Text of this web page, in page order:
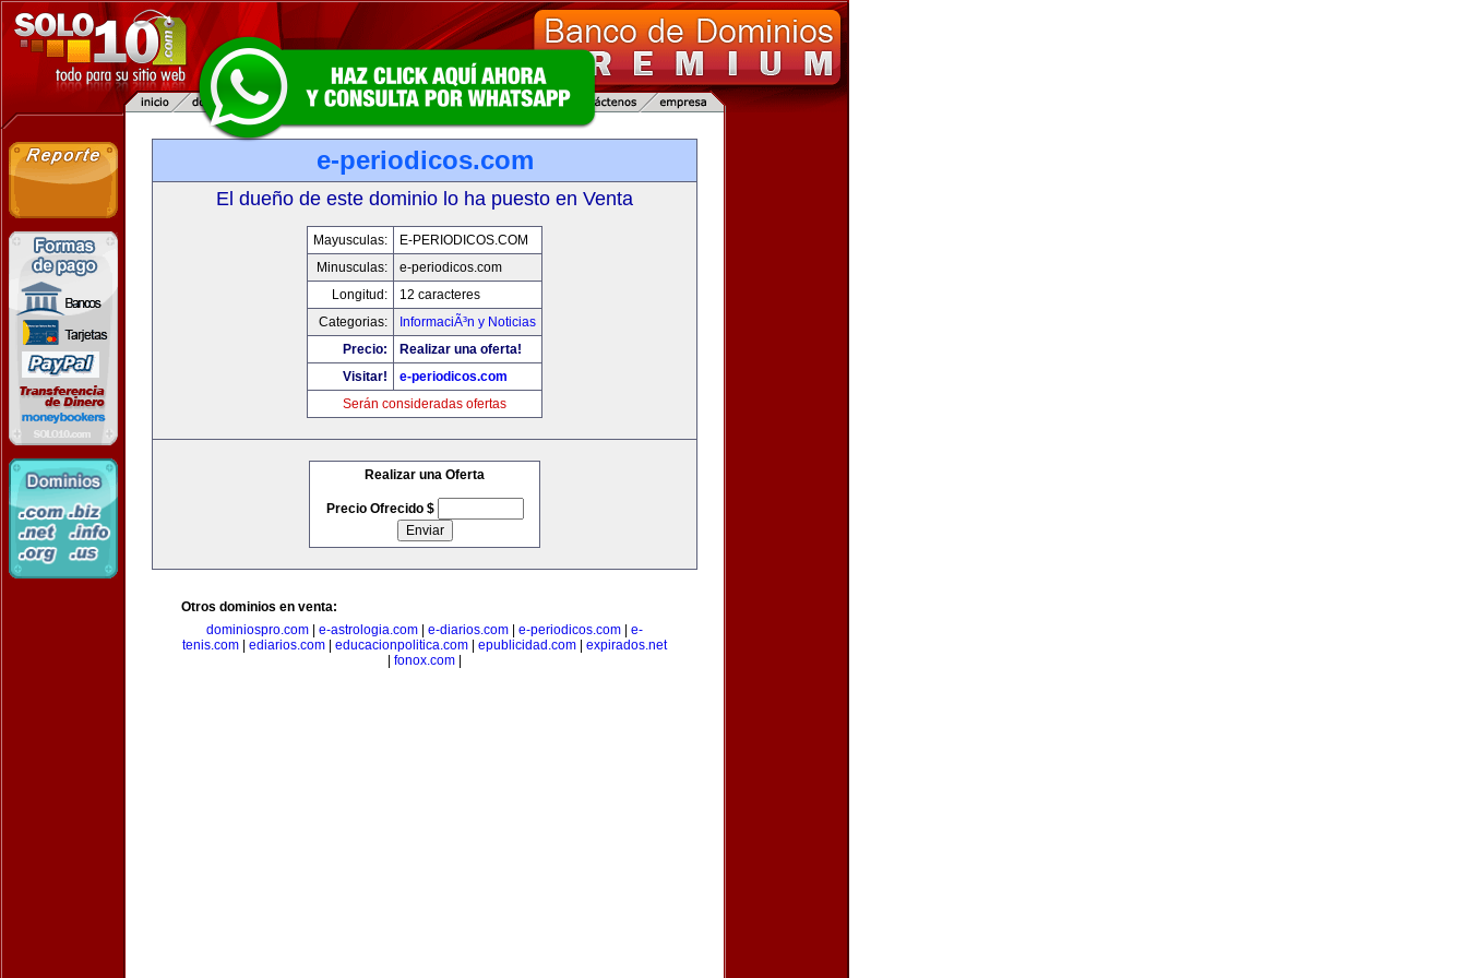
e-periodicos.com
El dueño de este dominio lo ha puesto en Venta
Mayusculas:
E-PERIODICOS.COM
Minusculas:
e-periodicos.com
Longitud:
12 caracteres
Categorias:
InformaciÃ³n y Noticias
Precio:
Realizar una oferta!
Visitar!
e-periodicos.com
Serán consideradas ofertas
Realizar una Oferta
Precio Ofrecido $
Otros dominios en venta:
dominiospro.com
e-astrologia.com e-diarios.com e-periodicos.com
e-
tenis.com
ediarios.com educacionpolitica.com epublicidad.com
expirados.net
fonox.com